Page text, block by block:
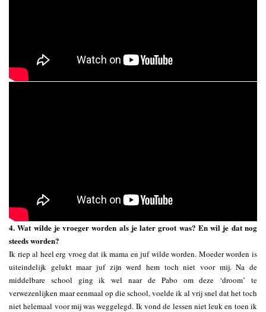
4. Wat wilde je vroeger worden als je later groot was? En wil je dat nog
steeds worden?
Ik riep al heel erg vroeg dat ik mama en juf wilde worden. Moeder worden is
uiteindelijk gelukt maar juf zijn werd hem toch niet voor mij. Na de
middelbare school ging ik wel naar de Pabo om deze ‘droom’ te
verwezenlijken maar eenmaal op die school, voelde ik al vrij snel dat het toch
niet helemaal voor mij was weggelegd. Ik vond de lessen niet leuk en toen ik